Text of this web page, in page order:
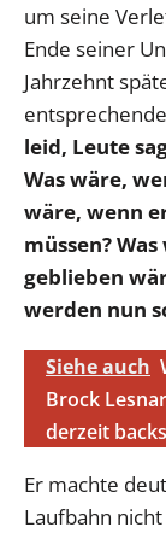
um seine
Ende seiner
Jahrzehnt
leid, Leute
Was wäre,
wäre, wenn
müssen?
geblieben
werden nun
Siehe auch
Brock
derzeit
Er machte
Laufbahn